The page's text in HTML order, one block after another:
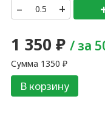
– +
1 350₽ / за
Сумма 1350 ₽
В корзину